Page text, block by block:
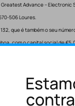
Advance – Electronic
506 Loures.
que é também o seu
com o capital social de
de conflitos – Centro